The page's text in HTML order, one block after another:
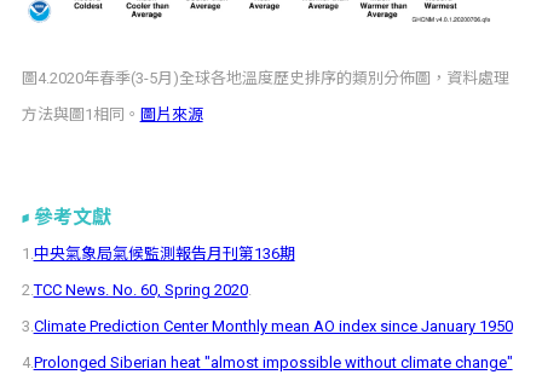
圖4.2020年春季(3-5月)全球各地溫度歷史排序的類別分佈圖，資料處理
方法與圖1相同。 圖片來源
參考文獻
1.中央氣象局氣候監測報告月刊第136期
2.TCC News. No. 60, Spring 2020.
3.Climate Prediction Center Monthly mean AO index since January 1950
4.Prolonged Siberian heat "almost impossible without climate change"